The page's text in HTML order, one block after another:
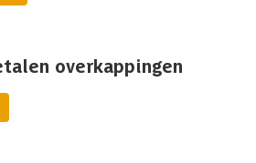
overkappingen